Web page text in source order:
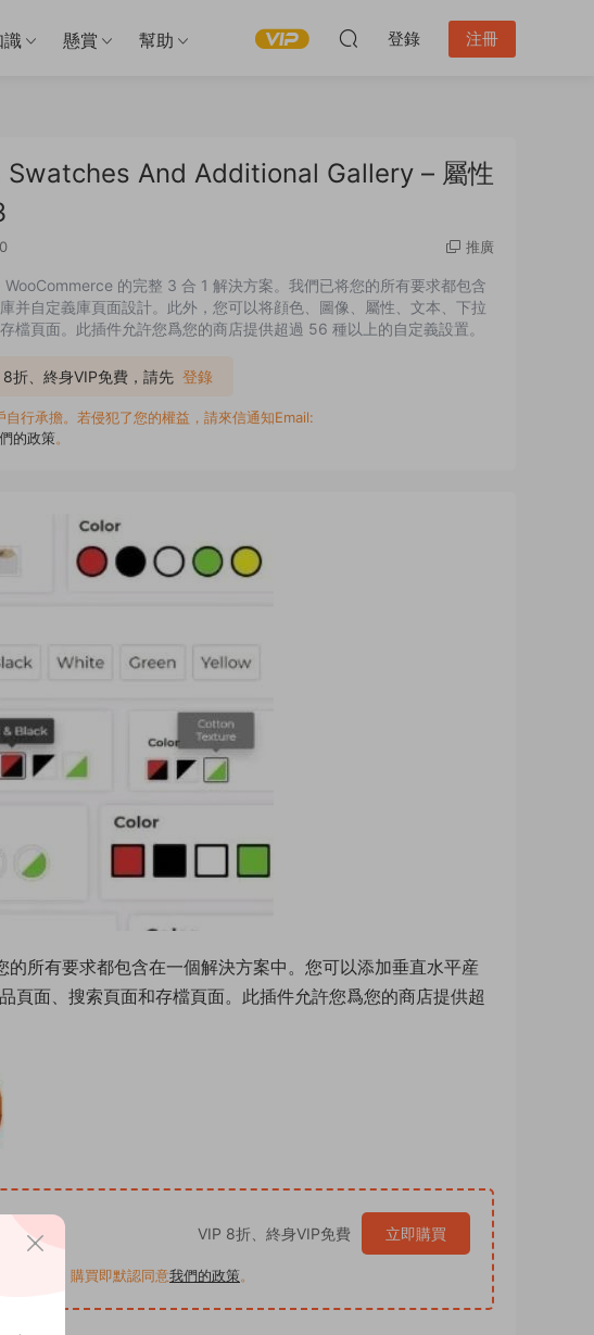
識 懸賞 幫助 登錄 注冊
And Additional Gallery – 屬性
推廣
的完整 3 合 1 解決方案。我們已将您的所有要求都包含
并自定義庫頁面設計。此外，您可以将顔色、圖像、屬性、文本、下拉
檔頁面。此插件允許您爲您的商店提供超過 56 種以上的自定義設置。
8折、終身VIP免費，請先 登錄
行承擔。若侵犯了您的權益，請來信通知Email:
的政策。
所有要求都包含在一個解決方案中。您可以添加垂直水平産
面、搜索頁面和存檔頁面。此插件允許您爲您的商店提供超
VIP 8折、終身VIP免費 立即購買
。購買即默認同意我們的政策。